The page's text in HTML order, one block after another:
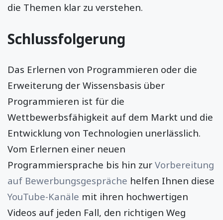
die Themen klar zu verstehen.
Schlussfolgerung
Das Erlernen von Programmieren oder die
Erweiterung der Wissensbasis über
Programmieren ist für die
Wettbewerbsfähigkeit auf dem Markt und die
Entwicklung von Technologien unerlässlich.
Vom Erlernen einer neuen
Programmiersprache bis hin zur Vorbereitung
auf Bewerbungsgespräche helfen Ihnen diese
YouTube-Kanäle mit ihren hochwertigen
Videos auf jeden Fall, den richtigen Weg